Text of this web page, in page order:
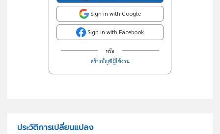
Sign in with Google
Sign in with Facebook
หรือ
สร้างบัญชีผู้ใช้งาน
ประวัติการเปลี่ยนแปลง